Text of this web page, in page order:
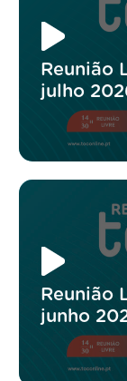
Reunião
julho
Reunião
junho